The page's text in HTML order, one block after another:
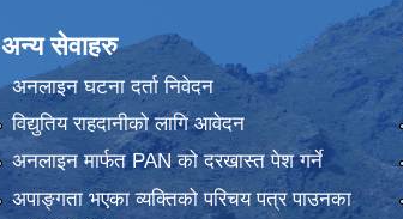
अन्य सेवाहरु
अनलाइन घटना दर्ता निवेदन
विद्युतिय राहदानीको लागि आवेदन
अनलाइन मार्फत PAN को दरखास्त पेश गर्ने
अपाङ्गता भएका व्यक्तिको परिचय पत्र पाउनका